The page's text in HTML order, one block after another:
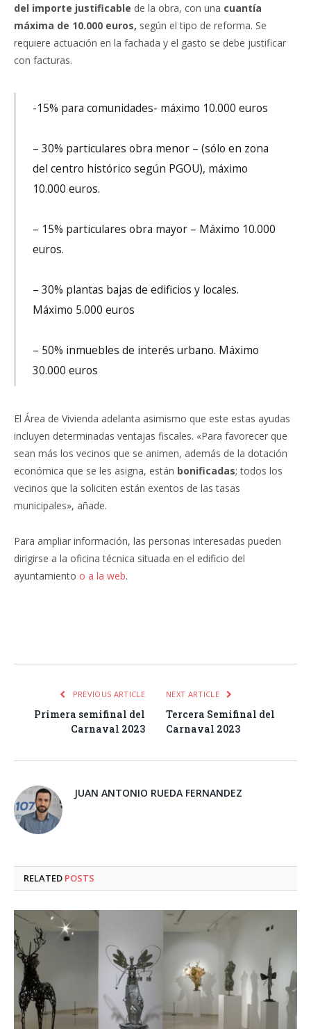
del importe justificable de la obra, con una cuantía
máxima de 10.000 euros, según el tipo de reforma. Se
requiere actuación en la fachada y el gasto se debe justificar
con facturas.
-15% para comunidades- máximo 10.000 euros
– 30% particulares obra menor – (sólo en zona
del centro histórico según PGOU), máximo
10.000 euros.
– 15% particulares obra mayor – Máximo 10.000
euros.
– 30% plantas bajas de edificios y locales.
Máximo 5.000 euros
– 50% inmuebles de interés urbano. Máximo
30.000 euros
El Área de Vivienda adelanta asimismo que este estas ayudas
incluyen determinadas ventajas fiscales. «Para favorecer que
sean más los vecinos que se animen, además de la dotación
económica que se les asigna, están bonificadas; todos los
vecinos que la soliciten están exentos de las tasas
municipales», añade.
Para ampliar información, las personas interesadas pueden
dirigirse a la oficina técnica situada en el edificio del
ayuntamiento o a la web.
PREVIOUS ARTICLE
Primera semifinal del
Carnaval 2023
NEXT ARTICLE
Tercera Semifinal del
Carnaval 2023
JUAN ANTONIO RUEDA FERNANDEZ
RELATED POSTS